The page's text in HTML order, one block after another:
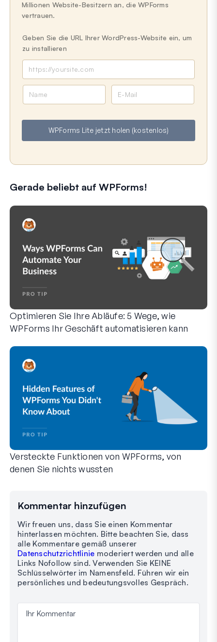
Millionen Website-Besitzern an, die WPForms
vertrauen.
Geben Sie die URL Ihrer WordPress-Website ein, um
zu installieren
e
a
i
l
WPForms Lite jetzt holen (kostenlos)
Gerade beliebt auf WPForms!
Optimieren Sie Ihre Abläufe: 5 Wege, wie
WPForms Ihr Geschäft automatisieren kann
Versteckte Funktionen von WPForms, von
denen Sie nichts wussten
Kommentar hinzufügen
Wir freuen uns, dass Sie einen Kommentar
hinterlassen möchten. Bitte beachten Sie, dass
alle Kommentare gemäß unserer
Datenschutzrichtlinie moderiert werden und alle
Links Nofollow sind. Verwenden Sie KEINE
Schlüsselwörter im Namensfeld. Führen wir ein
persönliches und bedeutungsvolles Gespräch.
Ihr Kommentar